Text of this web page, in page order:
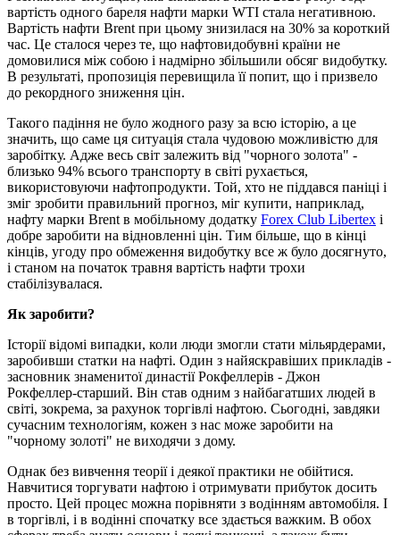
вартість одного бареля нафти марки WTI стала негативною.
Вартість нафти Brent при цьому знизилася на 30% за короткий
час. Це сталося через те, що нафтовидобувні країни не
домовилися між собою і надмірно збільшили обсяг видобутку.
В результаті, пропозиція перевищила її попит, що і призвело
до рекордного зниження цін.
Такого падіння не було жодного разу за всю історію, а це
значить, що саме ця ситуація стала чудовою можливістю для
заробітку. Адже весь світ залежить від "чорного золота" -
близько 94% всього транспорту в світі рухається,
використовуючи нафтопродукти. Той, хто не піддався паніці і
зміг зробити правильний прогноз, міг купити, наприклад,
нафту марки Brent в мобільному додатку Forex Club Libertex і
добре заробити на відновленні цін. Тим більше, що в кінці
кінців, угоду про обмеження видобутку все ж було досягнуто,
і станом на початок травня вартість нафти трохи
стабілізувалася.
Як заробити?
Історії відомі випадки, коли люди змогли стати мільярдерами,
заробивши статки на нафті. Один з найяскравіших прикладів -
засновник знаменитої династії Рокфеллерів - Джон
Рокфеллер-старший. Він став одним з найбагатших людей в
світі, зокрема, за рахунок торгівлі нафтою. Сьогодні, завдяки
сучасним технологіям, кожен з нас може заробити на
"чорному золоті" не виходячи з дому.
Однак без вивчення теорії і деякої практики не обійтися.
Навчитися торгувати нафтою і отримувати прибуток досить
просто. Цей процес можна порівняти з водінням автомобіля. І
в торгівлі, і в водінні спочатку все здається важким. В обох